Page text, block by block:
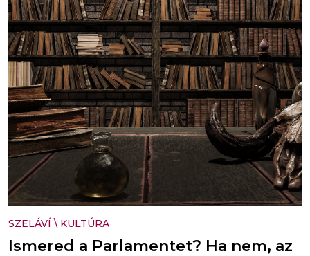
SZELÁVÍ \ KULTÚRA
Ismered a Parlamentet? Ha nem, az